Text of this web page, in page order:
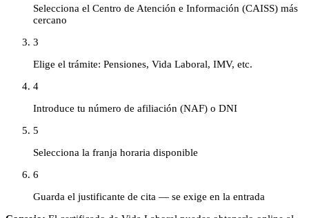
Selecciona el Centro de Atención e Información (CAISS) más
cercano
3
Elige el trámite: Pensiones, Vida Laboral, IMV, etc.
4
Introduce tu número de afiliación (NAF) o DNI
5
Selecciona la franja horaria disponible
6
Guarda el justificante de cita — se exige en la entrada